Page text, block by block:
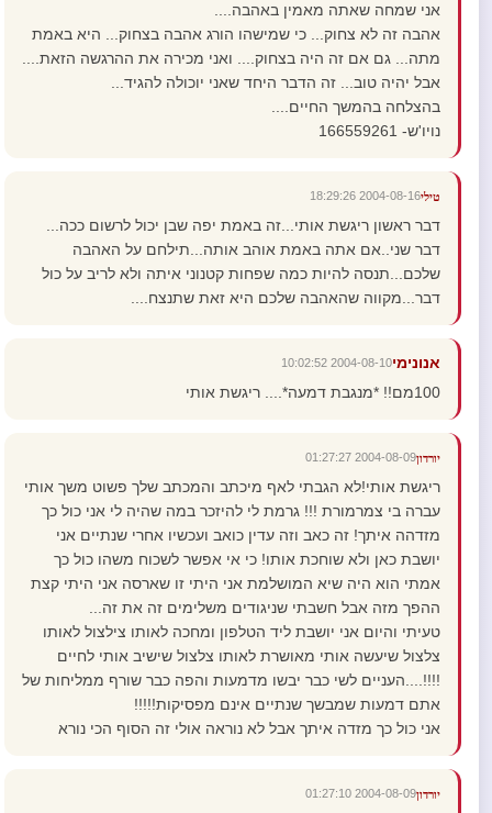
אני שמחה שאתה מאמין באהבה....
אהבה זה לא צחוק... כי שמישהו הורג אהבה בצחוק... היא באמת
מתה... גם אם זה היה בצחוק.... ואני מכירה את ההרגשה הזאת....
אבל יהיה טוב... זה הדבר היחד שאני יוכולה להגיד...
בהצלחה בהמשך החיים....
נויו'ש- 166559261
טילי2004-08-16 18:29:26
דבר ראשון ריגשת אותי...זה באמת יפה שבן יכול לרשום ככה...
דבר שני..אם אתה באמת אוהב אותה...תילחם על האהבה
שלכם...תנסה להיות כמה שפחות קטנוני איתה ולא לריב על כול
דבר...מקווה שהאהבה שלכם היא זאת שתנצח....
אנונימי2004-08-10 10:02:52
100מם!! *מנגבת דמעה*.... ריגשת אותי
יורדון2004-08-09 01:27:27
ריגשת אותי!לא הגבתי לאף מיכתב והמכתב שלך פשוט משך אותי
עברה בי צמרמורת !!! גרמת לי להיזכר במה שהיה לי אני כול כך
מזדהה איתך! זה כאב וזה עדין כואב ועכשיו אחרי שנתיים אני
יושבת כאן ולא שוחכת אותו! כי אי אפשר לשכוח משהו כול כך
אמתי הוא היה שיא המושלמת אני היתי זו שארסה אני היתי קצת
ההפך מזה אבל חשבתי שניגודים משלימים זה את זה...
טעיתי והיום אני יושבת ליד הטלפון ומחכה לאותו צילצול לאותו
צלצול שיעשה אותי מאושרת לאותו צלצול שישיב אותי לחיים
!!!!....העניים לשי כבר יבשו מדמעות והפה כבר שורף ממליחות של
אתם דמעות שמבשך שנתיים אינם מפסיקות!!!!!
אני כול כך מזדה איתך אבל לא נוראה אולי זה הסוף הכי נורא
יורדון2004-08-09 01:27:10